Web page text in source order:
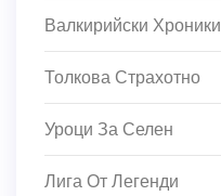
Валкирийски Хроники
Толкова Страхотно
Уроци За Селен
Лига От Легенди